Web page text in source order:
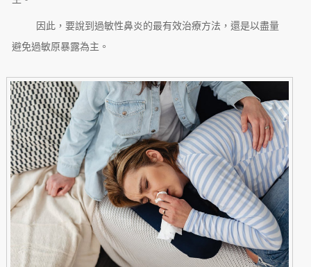
因此，要說到過敏性鼻炎的最有效治療方法，還是以盡量
避免過敏原暴露為主。